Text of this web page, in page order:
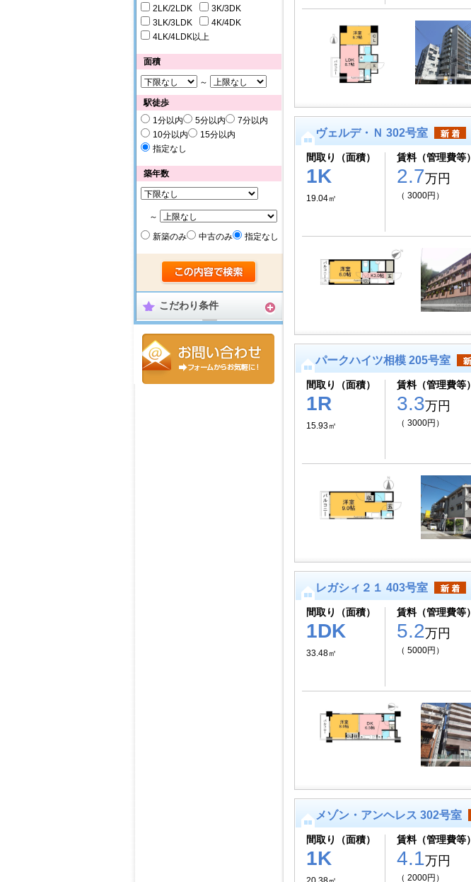
2LK/2LDK
3K/3DK
3LK/3LDK
4K/4DK
4LK/4LDK以上
面積
～
駅徒歩
1分以内
5分以内
7分以内
10分以内
15分以内
指定なし
築年数
～
新築のみ
中古のみ 指定なし
こだわり条件
ヴェルデ・Ｎ 302号室
間取り（面積）
1K
19.04㎡
賃料（管理費等）
2.7万円
（ 3000円）
パークハイツ相模 205号室
間取り（面積）
1R
15.93㎡
賃料（管理費等）
3.3万円
（ 3000円）
レガシィ２１ 403号室
間取り（面積）
1DK
33.48㎡
賃料（管理費等）
5.2万円
（ 5000円）
メゾン・アンヘレス 302号室
間取り（面積）
1K
賃料（管理費等）
4.1万円
（ 2000円）